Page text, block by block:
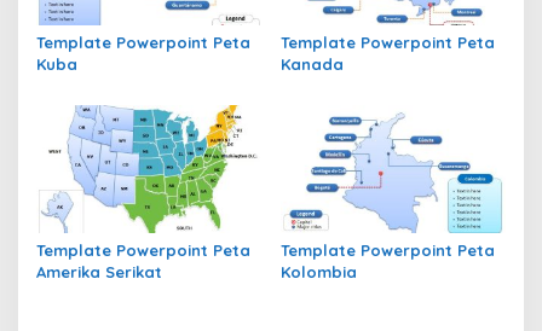
Template Powerpoint Peta
Kuba
Template Powerpoint Peta
Kanada
Template Powerpoint Peta
Amerika Serikat
Template Powerpoint Peta
Kolombia